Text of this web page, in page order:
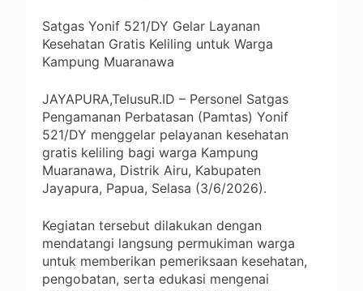
Satgas Yonif 521/DY Gelar Layanan
Kesehatan Gratis Keliling untuk Warga
Kampung Muaranawa
JAYAPURA,TelusuR.ID – Personel Satgas
Pengamanan Perbatasan (Pamtas) Yonif
521/DY menggelar pelayanan kesehatan
gratis keliling bagi warga Kampung
Muaranawa, Distrik Airu, Kabupaten
Jayapura, Papua, Selasa (3/6/2026).
Kegiatan tersebut dilakukan dengan
mendatangi langsung permukiman warga
untuk memberikan pemeriksaan kesehatan,
pengobatan, serta edukasi mengenai